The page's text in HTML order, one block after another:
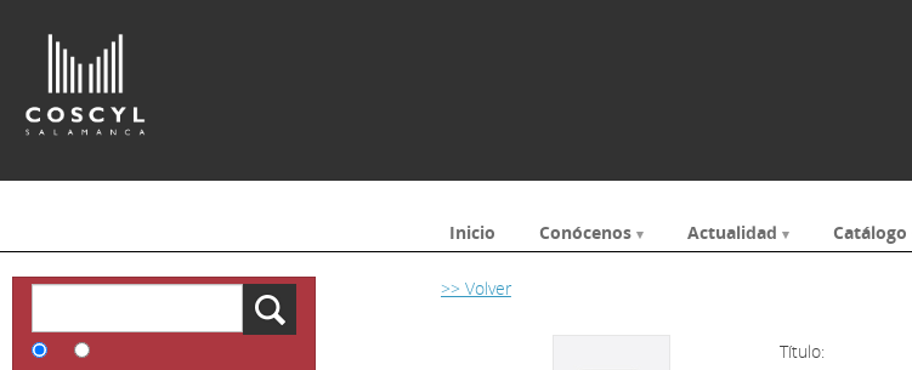
Inicio Conócenos Actualidad Catálogo
>> Volver
Título: